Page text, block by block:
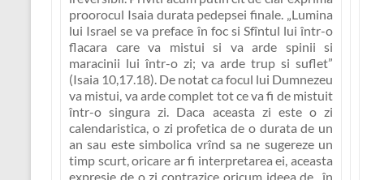
proorocul Isaia durata pedepsei finale. „Lumina
lui Israel se va preface în foc si Sfîntul lui într-o
flacara care va mistui si va arde spinii si
maracinii lui într-o zi; va arde trup si suflet”
(Isaia 10,17.18). De notat ca focul lui Dumnezeu
va mistui, va arde complet tot ce va fi de mistuit
într-o singura zi. Daca aceasta zi este o zi
calendaristica, o zi profetica de o durata de un
an sau este simbolica vrînd sa ne sugereze un
timp scurt, oricare ar fi interpretarea ei, aceasta
expresie de o zi contrazice oricum ideea de „în